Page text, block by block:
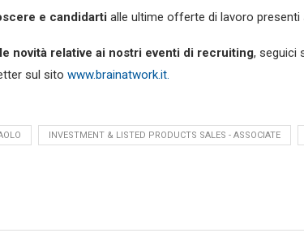
e candidarti alle ultime offerte di lavoro presenti
novità relative ai nostri eventi di recruiting, seguici
sul sito www.brainatwork.it.
INVESTMENT & LISTED PRODUCTS SALES - ASSOCIATE